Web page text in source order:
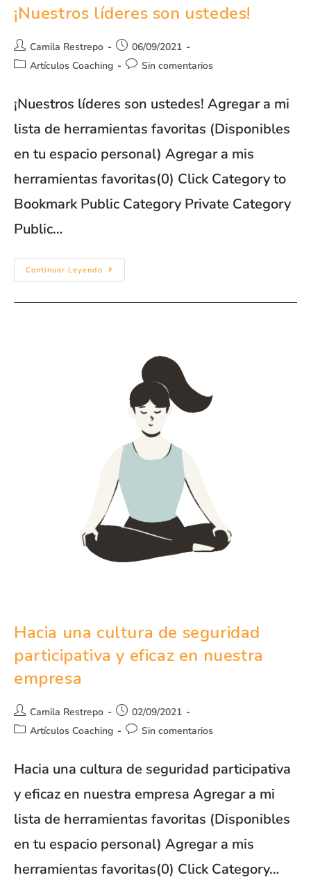
¡Nuestros líderes son ustedes!
Camila Restrepo
06/09/2021
Artículos Coaching
Sin comentarios
¡Nuestros líderes son ustedes! Agregar a mi
lista de herramientas favoritas (Disponibles
en tu espacio personal) Agregar a mis
herramientas favoritas(0) Click Category to
Bookmark Public Category Private Category
Public…
Continuar Leyendo
Hacia una cultura de seguridad
participativa y eficaz en nuestra
empresa
Camila Restrepo
02/09/2021
Artículos Coaching
Sin comentarios
Hacia una cultura de seguridad participativa
y eficaz en nuestra empresa Agregar a mi
lista de herramientas favoritas (Disponibles
en tu espacio personal) Agregar a mis
herramientas favoritas(0) Click Category…